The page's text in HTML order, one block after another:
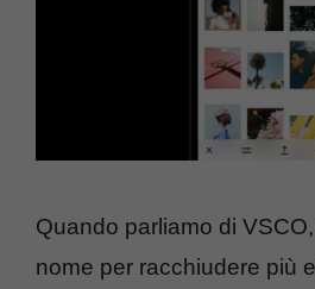
Quando parliamo di
nome per racchiudere più